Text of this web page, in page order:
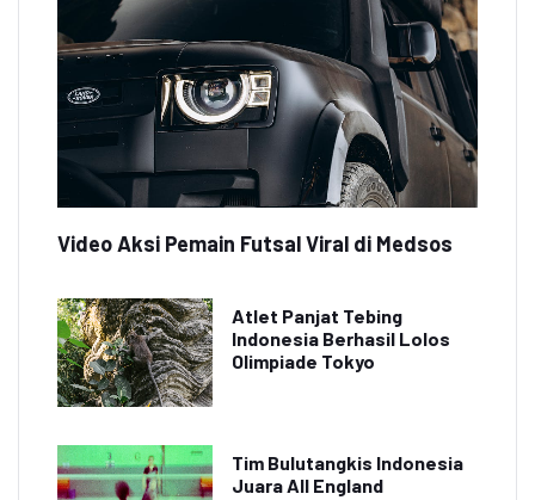
Video Aksi Pemain Futsal Viral di Medsos
Atlet Panjat Tebing
Indonesia Berhasil Lolos
Olimpiade Tokyo
Tim Bulutangkis Indonesia
Juara All England